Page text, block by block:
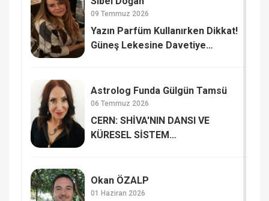
09 Temmuz 2026
Yazın Parfüm Kullanırken Dikkat!
Güneş Lekesine Davetiye
Astrolog Funda Gülgün Tamsü
06 Temmuz 2026
CERN: SHİVA'NIN DANSI VE
KÜRESEL SİSTEM
Okan ÖZALP
01 Haziran 2026